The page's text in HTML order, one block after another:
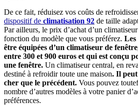
De ce fait, réduisez vos coûts de
dispositif de climatisation 92 de taille
Par ailleurs, le prix d’achat d’un
fonction du modèle que vous préférez. Les
être équipées d’un climatiseur de
entre 300 et 900 euros et qui est conçu
une fenêtre. Un climatiseur central, en
destiné à refroidir toute une maison. Il
cher que le précédent. Vous pouvez
nombre d’autres modèles à votre panier
préférences.